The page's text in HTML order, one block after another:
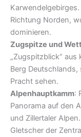
Richtung Norden,
dominieren.
Zugspitze und
„Zugspitzblick“
Berg
Pracht sehen.
Alpenhauptkamm:
Panorama auf den
und Zillertaler
Gletscher der